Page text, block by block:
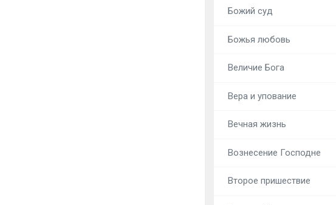
Божий суд
Божья любовь
Величие Бога
Вера и упование
Вечная жизнь
Вознесение Господне
Второе пришествие